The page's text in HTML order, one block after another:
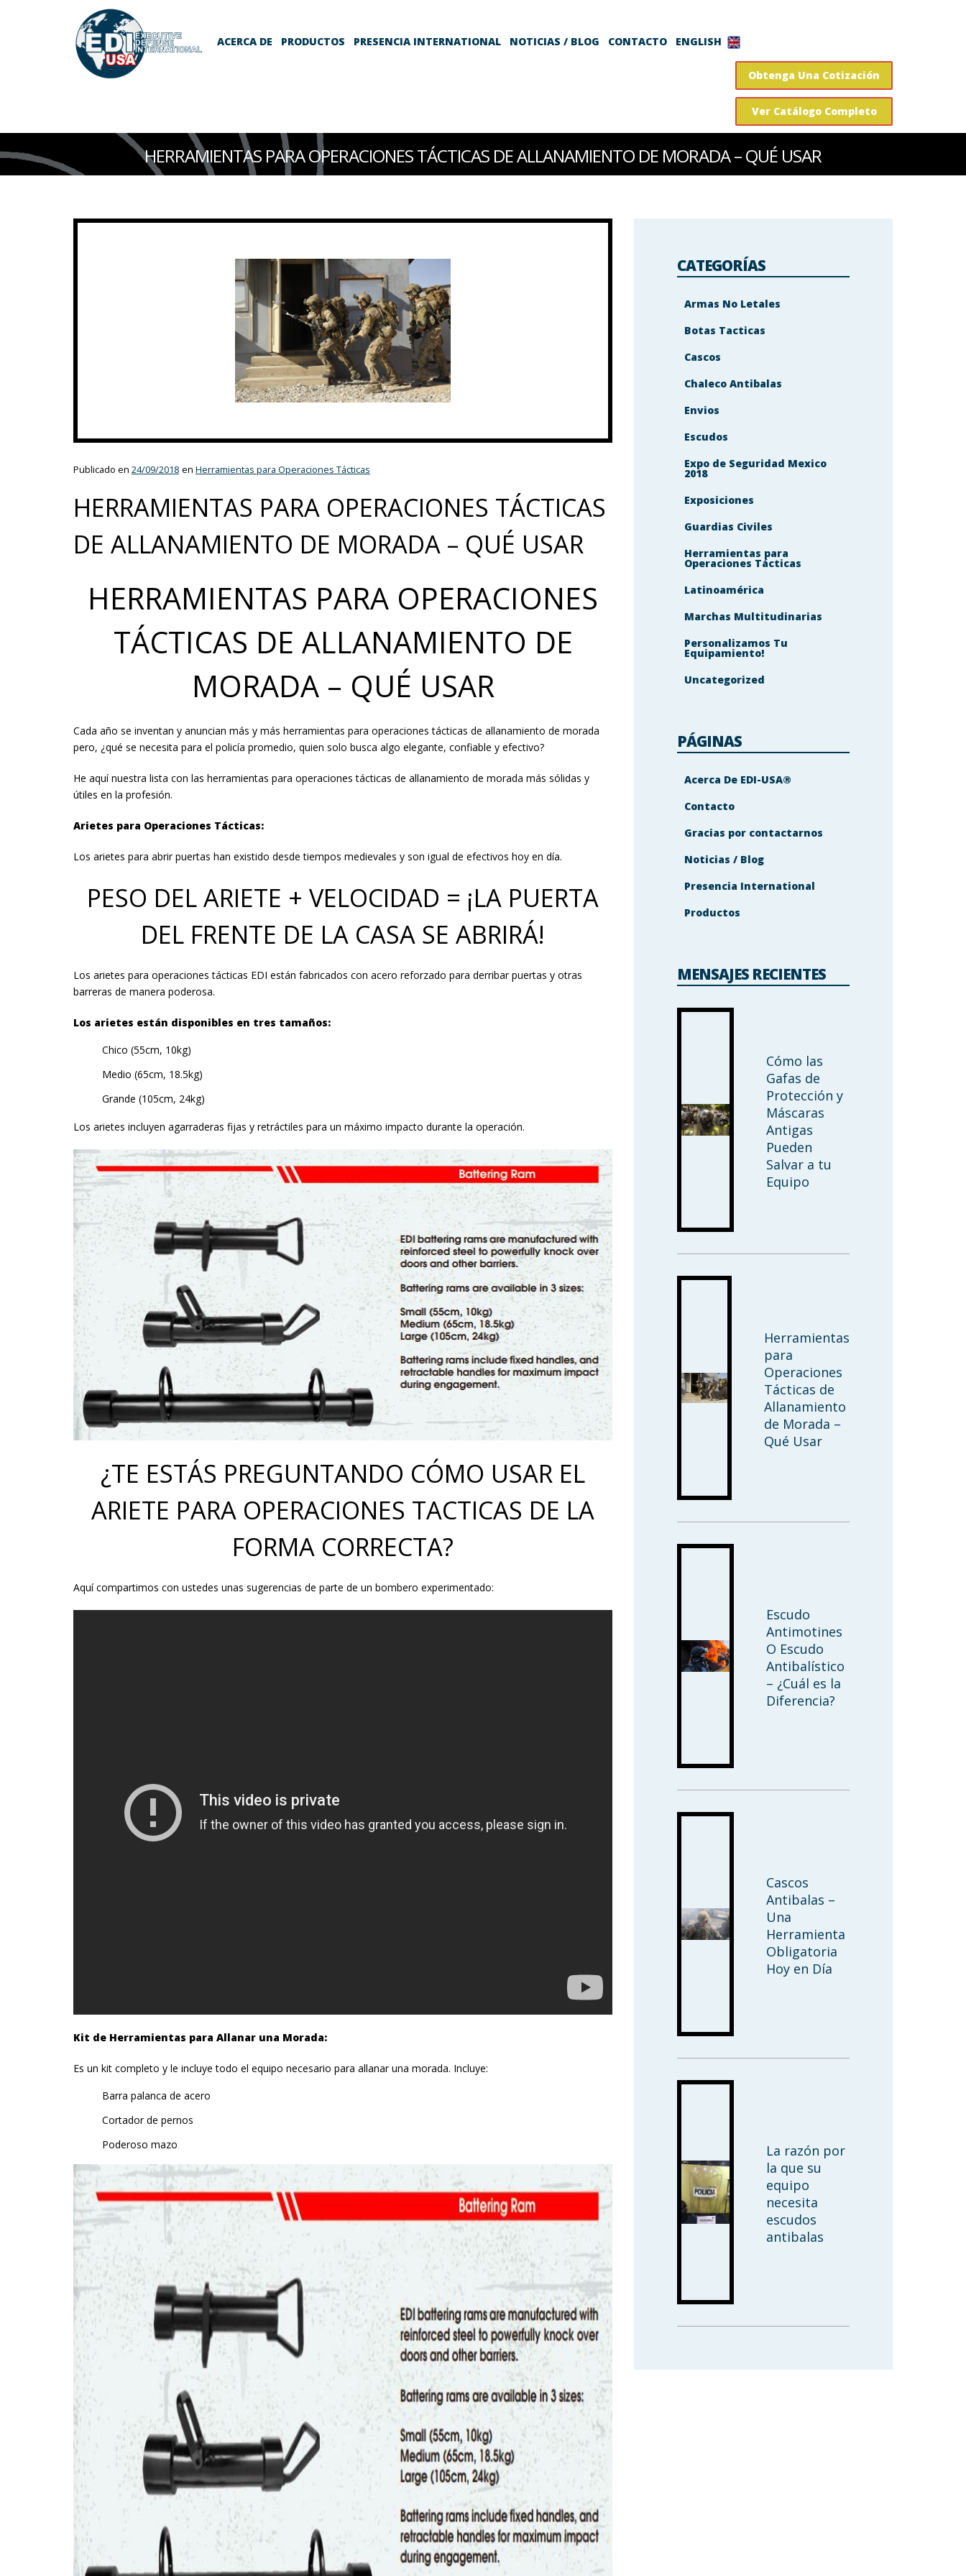
ACERCA DE PRODUCTOS PRESENCIA INTERNATIONAL NOTICIAS / BLOG CONTACTO ENGLISH
Obtenga Una Cotización
Ver Catálogo Completo
HERRAMIENTAS PARA OPERACIONES TÁCTICAS DE ALLANAMIENTO DE MORADA – QUÉ USAR
Publicado en 24/09/2018 en Herramientas para Operaciones Tácticas
HERRAMIENTAS PARA OPERACIONES TÁCTICAS
DE ALLANAMIENTO DE MORADA – QUÉ USAR
HERRAMIENTAS PARA OPERACIONES
TÁCTICAS DE ALLANAMIENTO DE
MORADA – QUÉ USAR
Cada año se inventan y anuncian más y más herramientas para operaciones tácticas de allanamiento de morada
pero, ¿qué se necesita para el policía promedio, quien solo busca algo elegante, confiable y efectivo?
He aquí nuestra lista con las herramientas para operaciones tácticas de allanamiento de morada más sólidas y
útiles en la profesión.
Arietes para Operaciones Tácticas:
Los arietes para abrir puertas han existido desde tiempos medievales y son igual de efectivos hoy en día.
PESO DEL ARIETE + VELOCIDAD = ¡LA PUERTA
DEL FRENTE DE LA CASA SE ABRIRÁ!
Los arietes para operaciones tácticas EDI están fabricados con acero reforzado para derribar puertas y otras
barreras de manera poderosa.
Los arietes están disponibles en tres tamaños:
Chico (55cm, 10kg)
Medio (65cm, 18.5kg)
Grande (105cm, 24kg)
Los arietes incluyen agarraderas fijas y retráctiles para un máximo impacto durante la operación.
¿TE ESTÁS PREGUNTANDO CÓMO USAR EL
ARIETE PARA OPERACIONES TACTICAS DE LA
FORMA CORRECTA?
Aquí compartimos con ustedes unas sugerencias de parte de un bombero experimentado:
Kit de Herramientas para Allanar una Morada:
Es un kit completo y le incluye todo el equipo necesario para allanar una morada. Incluye:
Barra palanca de acero
Cortador de pernos
Poderoso mazo
CATEGORÍAS
Armas No Letales
Botas Tacticas
Cascos
Chaleco Antibalas
Envios
Escudos
Expo de Seguridad Mexico
2018
Exposiciones
Guardias Civiles
Herramientas para
Operaciones Tácticas
Latinoamérica
Marchas Multitudinarias
Personalizamos Tu
Equipamiento!
Uncategorized
PÁGINAS
Acerca De EDI-USA®
Contacto
Gracias por contactarnos
Noticias / Blog
Presencia International
Productos
MENSAJES RECIENTES
Cómo las
Gafas de
Protección y
Máscaras
Antigas
Pueden
Salvar a tu
Equipo
Herramientas
para
Operaciones
Tácticas de
Allanamiento
de Morada –
Qué Usar
Escudo
Antimotines
O Escudo
Antibalístico
– ¿Cuál es la
Diferencia?
Cascos
Antibalas –
Una
Herramienta
Obligatoria
Hoy en Día
La razón por
la que su
equipo
necesita
escudos
antibalas